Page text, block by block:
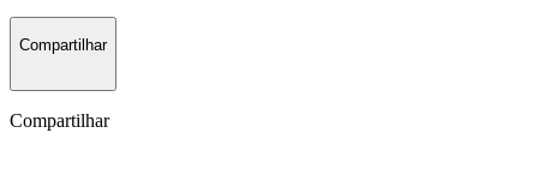
Compartilhar
Compartilhar